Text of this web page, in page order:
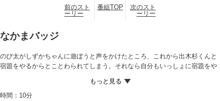
前のスト
ーリー
番組TOP
次のスト
ーリー
なかまバッジ
のび太がしずかちゃんに遊ぼうと声をかけたところ、これから出木杉くんと
宿題をやるからとことわられてしまう。それなら自分もいっしょに宿題をや
ふてくされたのび太が歩いていると、スネ夫のリモコンカーが足にぶつかっ
時間： 10分